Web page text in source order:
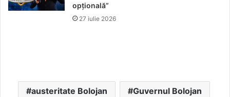
opțională”
27 iulie 2026
austeritate Bolojan Guvernul Bolojan